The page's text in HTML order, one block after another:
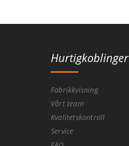
Hurtigkoblinger
Fabrikkvisning
Vårt team
Kvalitetskontroll
Service